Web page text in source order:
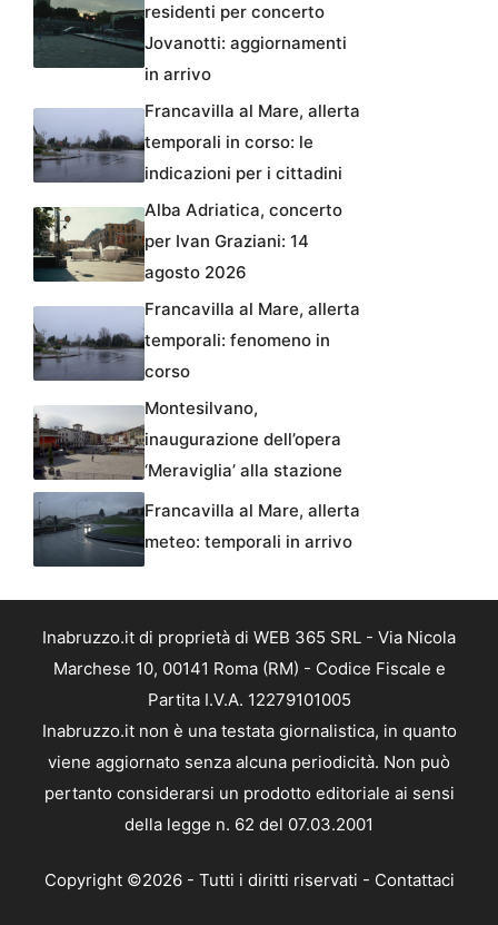
residenti per concerto
Jovanotti: aggiornamenti
in arrivo
Francavilla al Mare, allerta
temporali in corso: le
indicazioni per i cittadini
Alba Adriatica, concerto
per Ivan Graziani: 14
agosto 2026
Francavilla al Mare, allerta
temporali: fenomeno in
corso
Montesilvano,
inaugurazione dell’opera
‘Meraviglia’ alla stazione
Francavilla al Mare, allerta
meteo: temporali in arrivo
Inabruzzo.it di proprietà di WEB 365 SRL - Via Nicola
Marchese 10, 00141 Roma (RM) - Codice Fiscale e
Partita I.V.A. 12279101005
Inabruzzo.it non è una testata giornalistica, in quanto
viene aggiornato senza alcuna periodicità. Non può
pertanto considerarsi un prodotto editoriale ai sensi
della legge n. 62 del 07.03.2001
Copyright ©2026 - Tutti i diritti riservati - Contattaci